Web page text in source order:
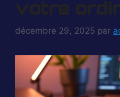
votre
décembre 29, 2025 par